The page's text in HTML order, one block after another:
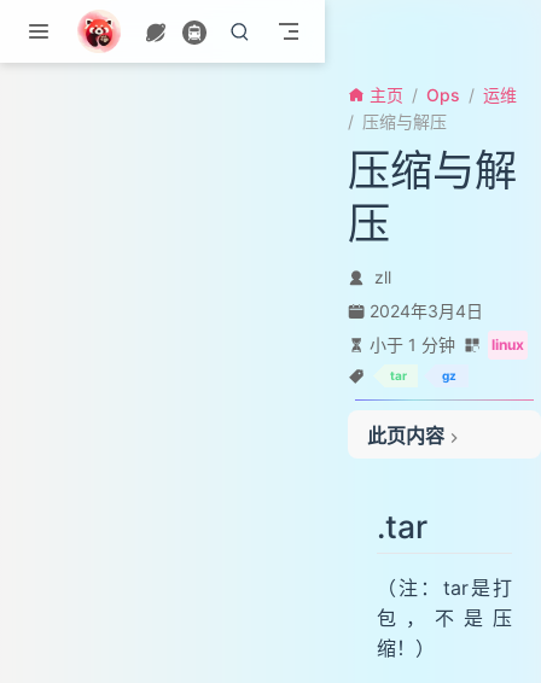
跳至主要內容
主页 Ops
运维
压缩与解压
压缩与解
压
zll
2024年3月4日
小于 1 分钟
linux
tar gz
此页内容
.tar.gz 和 .tgz
tar 与 find 结合使用
.bz2
.tar.bz2
.tar
（注：tar是打
包，不是压
缩！）